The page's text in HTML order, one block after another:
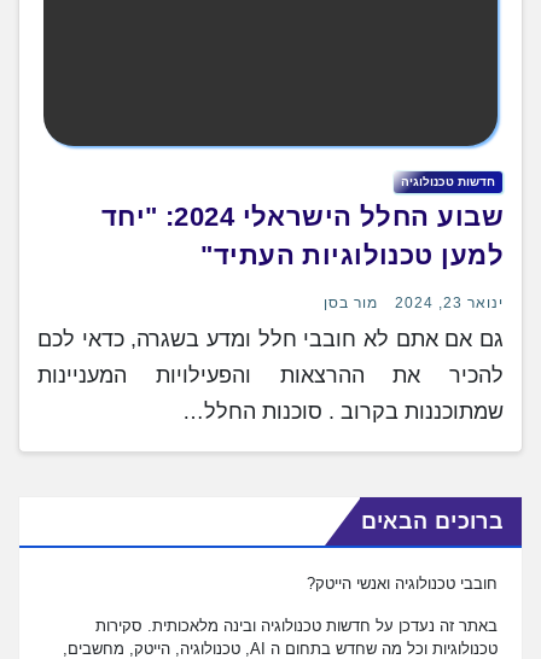
חדשות טכנולוגיה
שבוע החלל הישראלי 2024: "יחד
למען טכנולוגיות העתיד"
ינואר 23, 2024 מור בסן
גם אם אתם לא חובבי חלל ומדע בשגרה, כדאי לכם
להכיר את ההרצאות והפעילויות המעניינות
שמתוכננות בקרוב . סוכנות החלל…
ברוכים הבאים
חובבי טכנולוגיה ואנשי הייטק?
באתר זה נעדכן על חדשות טכנולוגיה ובינה מלאכותית. סקירות
טכנולוגיות וכל מה שחדש בתחום ה AI, טכנולוגיה, הייטק, מחשבים,